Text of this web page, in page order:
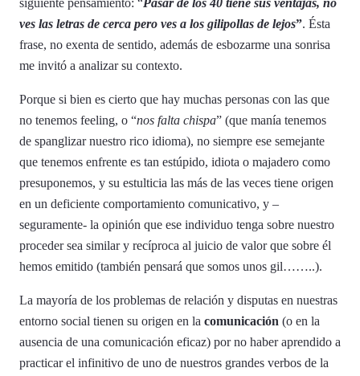
siguiente pensamiento: “Pasar de los 40 tiene sus ventajas, no
ves las letras de cerca pero ves a los gilipollas de lejos”. Ésta
frase, no exenta de sentido, además de esbozarme una sonrisa
me invitó a analizar su contexto.
Porque si bien es cierto que hay muchas personas con las que
no tenemos feeling, o “nos falta chispa” (que manía tenemos
de spanglizar nuestro rico idioma), no siempre ese semejante
que tenemos enfrente es tan estúpido, idiota o majadero como
presuponemos, y su estulticia las más de las veces tiene origen
en un deficiente comportamiento comunicativo, y –
seguramente- la opinión que ese individuo tenga sobre nuestro
proceder sea similar y recíproca al juicio de valor que sobre él
hemos emitido (también pensará que somos unos gil……..).
La mayoría de los problemas de relación y disputas en nuestras
entorno social tienen su origen en la comunicación (o en la
ausencia de una comunicación eficaz) por no haber aprendido a
practicar el infinitivo de uno de nuestros grandes verbos de la